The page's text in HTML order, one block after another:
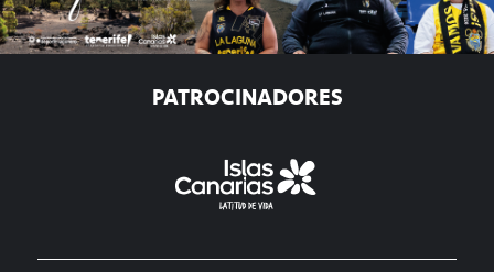
PATROCINADORES